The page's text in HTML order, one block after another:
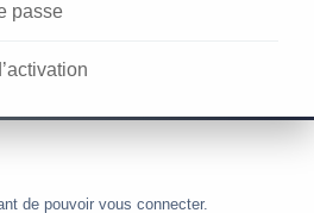
passe
de pouvoir vous connecter.